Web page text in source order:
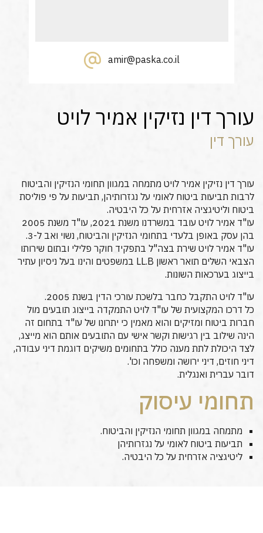
amir@paska.co.il
עורך דין נזיקין אמיר לויט
עורך דין
עורך דין נזיקין אמיר לויט מתמחה במגוון תחומי הנזיקין והביטוח
לרבות תביעות ביטוח לאומי על נגזרותיהן, תביעות על פי פוליסת
ביטוח וליטיגציה אזרחית על כל היבטיה.
עו"ד אמיר לויט עובד במשרדנו משנת 2021, עו"ד משנת 2005
בהן עסק באופן בלעדי בתחומי הנזיקין והביטוח, נשוי ואב ל-3.
עו"ד אמיר לויט שירת בצה"ל בתפקיד חוקר פלילי ובתום שירותו
הצבאי השלים תואר ראשון LL.B במשפטים והינו בעל ניסיון עתיר
בייצוג בערכאות השונות.
עו"ד לויט התקבל כחבר בלשכת עורכי הדין בשנת 2005.
כל דרכו המקצועית של עו"ד לויט התמקדה בייצוג תובעים מול
חברות ביטוח ומזיקים והוא מאמין כי יתרונו של עו"ד בתחום זה
הינה שילוב בין רגישות וקשר אישי עם התובעים אותם הוא מייצג,
לצד היכולת לתת מענה כולל בתחומים משיקים דוגמת דיני עבודה,
דיני חוזים, דיני ירושה ומשפחה וכו'.
דובר עברית ואנגלית.
תחומי עיסוק
מתמחה במגוון תחומי הנזיקין והביטוח.
תביעות ביטוח לאומי על נגזרותיהן
ליטיגציה אזרחית על כל היבטיה.